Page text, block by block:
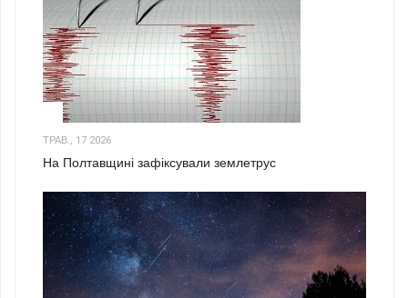
ТРАВ., 17 2026
На Полтавщині зафіксували землетрус